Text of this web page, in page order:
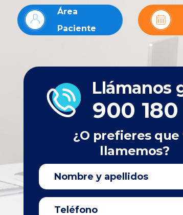
Área
Paciente
Llámanos
900 180
¿O prefieres que
llamemos?